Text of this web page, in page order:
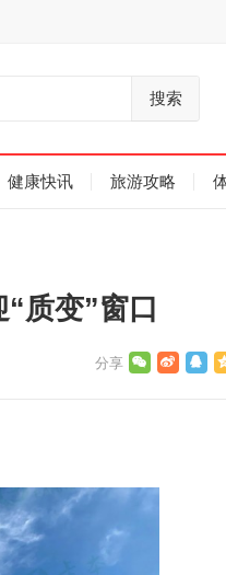
搜索
健康快讯 旅游攻略
质变”窗口